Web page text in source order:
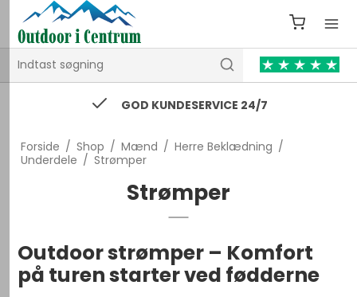
74 43 53 55 / kontakt@outdooricentrum.dk
Forside / Shop / Mænd / Herre Beklædning /
Underdele / Strømper
Strømper
Outdoor strømper – Komfort
på turen starter ved fødderne